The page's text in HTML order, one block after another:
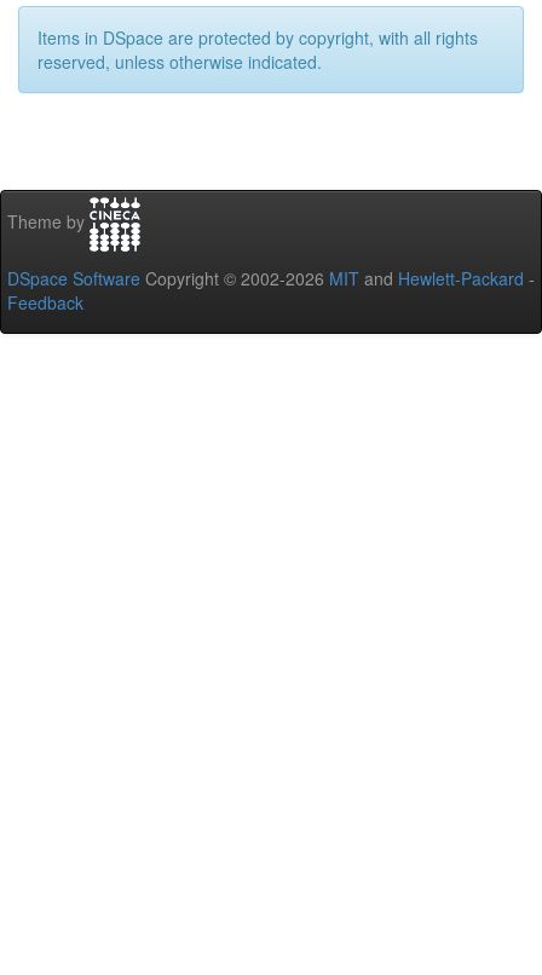
Items in DSpace are protected by copyright, with all rights
reserved, unless otherwise indicated.
Theme by
DSpace Software Copyright © 2002-2026 MIT and Hewlett-Packard -
Feedback